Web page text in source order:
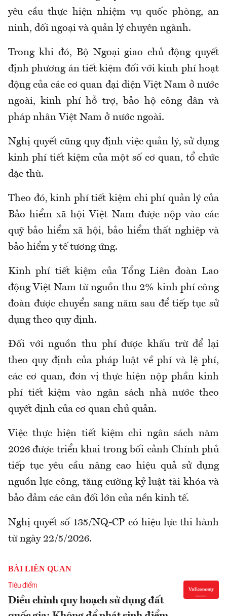
yêu cầu thực hiện nhiệm vụ quốc phòng, an
ninh, đối ngoại và quản lý chuyên ngành.
Trong khi đó, Bộ Ngoại giao chủ động quyết
định phương án tiết kiệm đối với kinh phí hoạt
động của các cơ quan đại diện Việt Nam ở nước
ngoài, kinh phí hỗ trợ, bảo hộ công dân và
pháp nhân Việt Nam ở nước ngoài.
Nghị quyết cũng quy định việc quản lý, sử dụng
kinh phí tiết kiệm của một số cơ quan, tổ chức
đặc thù.
Theo đó, kinh phí tiết kiệm chi phí quản lý của
Bảo hiểm xã hội Việt Nam được nộp vào các
quỹ bảo hiểm xã hội, bảo hiểm thất nghiệp và
bảo hiểm y tế tương ứng.
Kinh phí tiết kiệm của Tổng Liên đoàn Lao
động Việt Nam từ nguồn thu 2% kinh phí công
đoàn được chuyển sang năm sau để tiếp tục sử
dụng theo quy định.
Đối với nguồn thu phí được khấu trừ để lại
theo quy định của pháp luật về phí và lệ phí,
các cơ quan, đơn vị thực hiện nộp phần kinh
phí tiết kiệm vào ngân sách nhà nước theo
quyết định của cơ quan chủ quản.
Việc thực hiện tiết kiệm chi ngân sách năm
2026 được triển khai trong bối cảnh Chính phủ
tiếp tục yêu cầu nâng cao hiệu quả sử dụng
nguồn lực công, tăng cường kỷ luật tài khóa và
bảo đảm các cân đối lớn của nền kinh tế.
Nghị quyết số 135/NQ-CP có hiệu lực thi hành
từ ngày 22/5/2026.
BÀI LIÊN QUAN
Tiêu điểm
Điều chỉnh quy hoạch sử dụng đất